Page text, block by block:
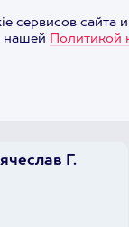
сервисов сайта
нашей Политикой
Г.